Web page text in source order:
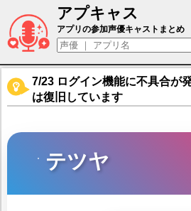
アプキャス
テツヤ（声優：遠山大
アプリの参加声優キャストまとめ
7/23 ログイン機能に不具合が
は復旧しています
テツヤ